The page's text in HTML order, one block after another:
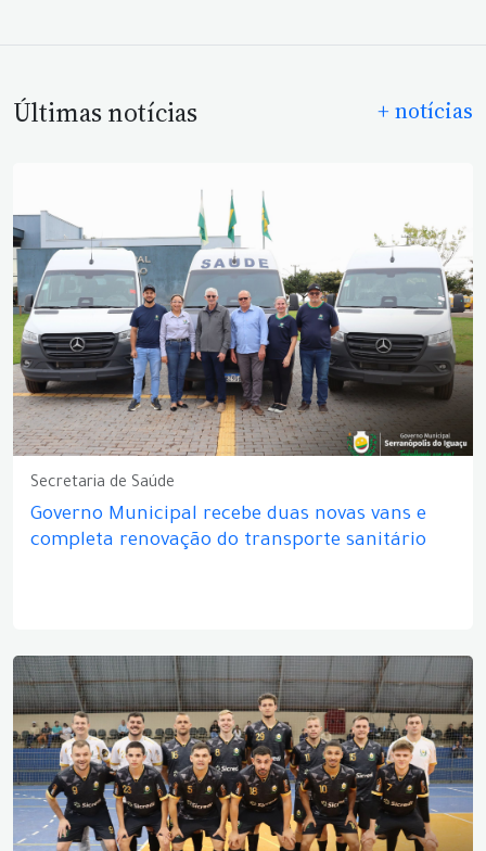
Últimas notícias + notícias
Secretaria de Saúde
Governo Municipal recebe duas novas vans e
completa renovação do transporte sanitário